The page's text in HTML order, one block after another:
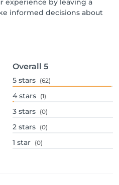
experience by leaving a
informed decisions about
Overall 5
5 stars (62)
4 stars (1)
3 stars (0)
2 stars (0)
1 star (0)